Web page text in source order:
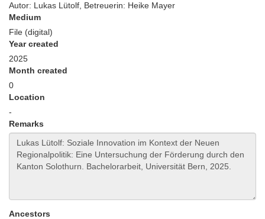
Autor: Lukas Lütolf, Betreuerin: Heike Mayer
Medium
File (digital)
Year created
2025
Month created
0
Location
-
Remarks
Ancestors